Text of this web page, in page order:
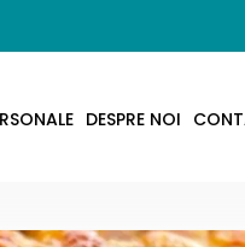
DESPRE NOI